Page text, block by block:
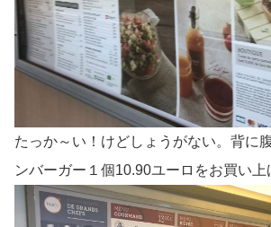
たっか～い！けどしょうがない。背に
ンバーガー１個10.90ユーロをお買い上